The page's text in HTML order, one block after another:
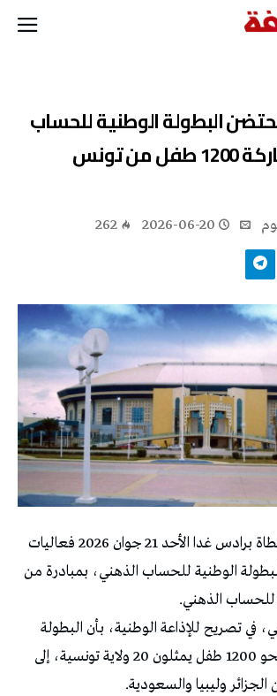
البطولة الوطنية للحساب
الذهني بمشاركة 1200 طفل من تونس
2026-06-20
262
تحتضن القاعة المغطاة برادس غدا الأحد 21 جوان 2026 فعاليات
الوطنية للحساب الذهني، بمبادرة من
للحساب الذهني.
في تصريح للإذاعة الوطنية، بأن البطولة
ستشهد مشاركة نحو 1200 طفل يمثلون 20 ولاية تونسية، إلى
وليبيا والسعودية.